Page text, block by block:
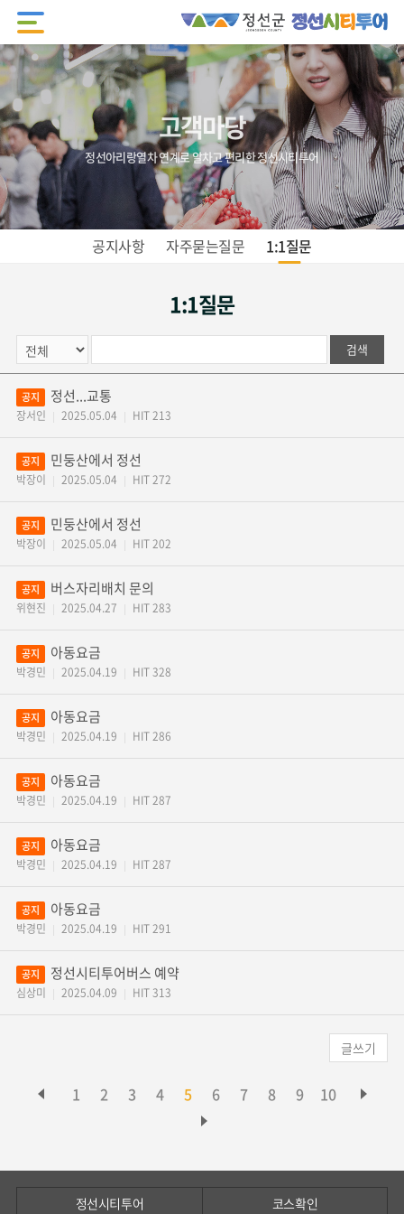
고객마당
정선아리랑열차 연계로 알차고 편리한 정선시티투어
공지사항 자주묻는질문 1:1질문
1:1질문
검색
공지 정선...교통
장서인 2025.05.04 HIT 213
공지 민둥산에서 정선
박장이 2025.05.04 HIT 272
공지 민둥산에서 정선
박장이 2025.05.04 HIT 202
공지 버스자리배치 문의
위현진 2025.04.27 HIT 283
공지 아동요금
박경민 2025.04.19 HIT 328
공지 아동요금
박경민 2025.04.19 HIT 286
공지 아동요금
박경민 2025.04.19 HIT 287
공지 아동요금
박경민 2025.04.19 HIT 287
공지 아동요금
박경민 2025.04.19 HIT 291
공지 정선시티투어버스 예약
심상미 2025.04.09 HIT 313
글쓰기
1 2 3 4 5 6 7 8 9 10
정선시티투어 코스확인